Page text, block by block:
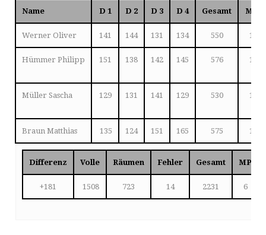
Name D 1 D 2 D 3 D 4 Gesamt MP
Werner Oliver 141 144 131 134 550 1
Hümmer Philipp 151 138 142 145 576 1
Müller Sascha 129 131 141 129 530 1
Braun Matthias 135 124 151 165 575 1
Differenz Volle Räumen Fehler Gesamt MP
+181 1508 723 14 2231 6